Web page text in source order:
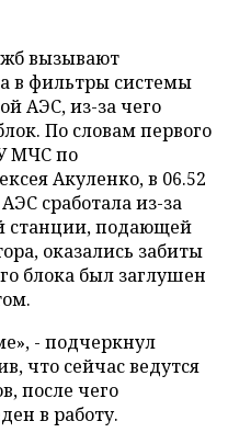
вызывают
в фильтры системы
АЭС, из-за чего
По словам первого
МЧС по
Акуленко, в 06.52
сработала из-за
станции, подающей
оказались забиты
блока был заглушен
- подчеркнул
что сейчас ведутся
после чего
в работу.